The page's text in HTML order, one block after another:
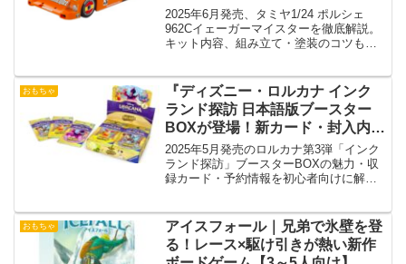
2025年6月発売、タミヤ1/24 ポルシェ
962Cイェーガーマイスターを徹底解説。
キット内容、組み立て・塗装のコツも紹
おもちゃ
『ディズニー・ロルカナ インク
ランド探訪 日本語版ブースター
BOXが登場！新カード・封入内
容・予約情報まとめ【2025年5月
発売】』
2025年5月発売のロルカナ第3弾「インク
ランド探訪」ブースターBOXの魅力・収
録カード・予約情報を初心者向けに解
おもちゃ
アイスフォール｜兄弟で氷壁を登
る！レース×駆け引きが熱い新作